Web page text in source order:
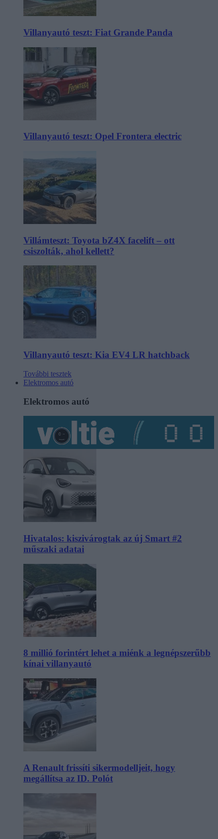
Villanyautó teszt: Fiat Grande Panda
Villanyautó teszt: Opel Frontera electric
Villámteszt: Toyota bZ4X facelift – ott
csiszolták, ahol kellett?
Villanyautó teszt: Kia EV4 LR hatchback
További tesztek
Elektromos autó
Elektromos autó
Hivatalos: kiszivárogtak az új Smart #2
műszaki adatai
8 millió forintért lehet a miénk a legnépszerűbb
kínai villanyautó
A Renault frissíti sikermodelljeit, hogy
megállítsa az ID. Polót